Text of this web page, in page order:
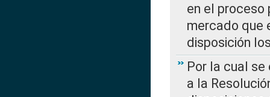
en el
mercado que
disposición
Por la cual se
a la